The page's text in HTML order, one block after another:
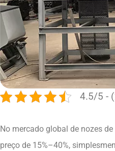
4.5/5 -
No mercado global de nozes
preço de 15%–40%,